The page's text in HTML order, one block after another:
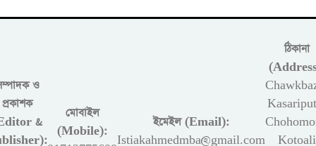
ও
প্রকাশক
&
মোবাইল
(Mobile):
ইমেইল (Email):
Istiakahmedmba@gmail.com
ঠিকানা
Kotoali